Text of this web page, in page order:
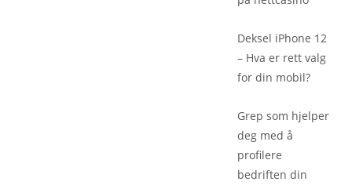
Deksel iPhone 12
– Hva er rett valg
for din mobil?
Grep som hjelper
deg med å
profilere
bedriften din